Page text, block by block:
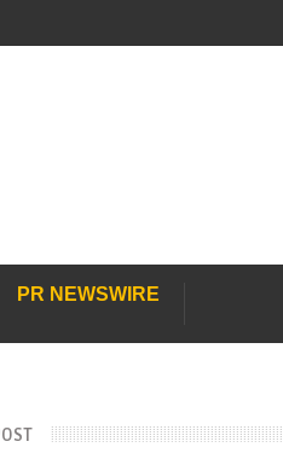
PR NEWSWIRE